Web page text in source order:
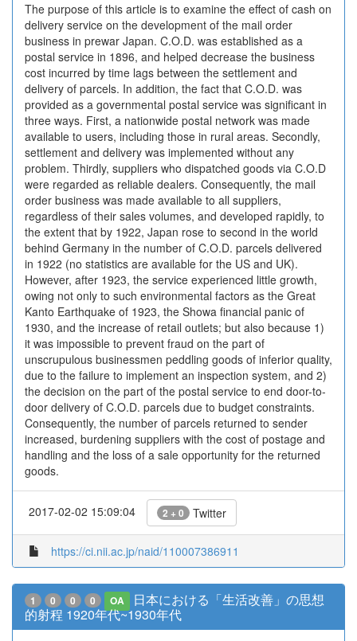
The purpose of this article is to examine the effect of cash on
delivery service on the development of the mail order
business in prewar Japan. C.O.D. was established as a
postal service in 1896, and helped decrease the business
cost incurred by time lags between the settlement and
delivery of parcels. In addition, the fact that C.O.D. was
provided as a governmental postal service was significant in
three ways. First, a nationwide postal network was made
available to users, including those in rural areas. Secondly,
settlement and delivery was implemented without any
problem. Thirdly, suppliers who dispatched goods via C.O.D
were regarded as reliable dealers. Consequently, the mail
order business was made available to all suppliers,
regardless of their sales volumes, and developed rapidly, to
the extent that by 1922, Japan rose to second in the world
behind Germany in the number of C.O.D. parcels delivered
in 1922 (no statistics are available for the US and UK).
However, after 1923, the service experienced little growth,
owing not only to such environmental factors as the Great
Kanto Earthquake of 1923, the Showa financial panic of
1930, and the increase of retail outlets; but also because 1)
it was impossible to prevent fraud on the part of
unscrupulous businessmen peddling goods of inferior quality,
due to the failure to implement an inspection system, and 2)
the decision on the part of the postal service to end door-to-
door delivery of C.O.D. parcels due to budget constraints.
Consequently, the number of parcels returned to sender
increased, burdening suppliers with the cost of postage and
handling and the loss of a sale opportunity for the returned
goods.
2017-02-02 15:09:04 2 + 0 Twitter
https://ci.nii.ac.jp/naid/110007386911
1 0 0 0 OA
日本における「生活改善」の思想
的射程 1920年代~1930年代